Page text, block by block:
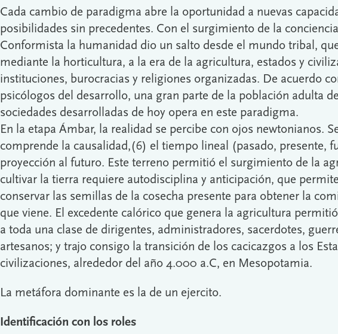
Cada cambio de paradigma abre la oportunidad a nuevas
posibilidades sin precedentes. Con el surgimiento de la
Conformista la humanidad dio un salto desde el mundo tribal,
mediante la horticultura, a la era de la agricultura, estados y
instituciones, burocracias y religiones organizadas. De acuerdo
psicólogos del desarrollo, una gran parte de la población adulta
sociedades desarrolladas de hoy opera en este paradigma.
En la etapa Ámbar, la realidad se percibe con ojos newtonianos.
comprende la causalidad,(6) el tiempo lineal (pasado, presente,
proyección al futuro. Este terreno permitió el surgimiento de la
cultivar la tierra requiere autodisciplina y anticipación, que
conservar las semillas de la cosecha presente para obtener la
que viene. El excedente calórico que genera la agricultura
a toda una clase de dirigentes, administradores, sacerdotes,
artesanos; y trajo consigo la transición de los cacicazgos a los
civilizaciones, alrededor del año 4.000 a.C, en Mesopotamia.
La metáfora dominante es la de un ejercito.
Identificación con los roles